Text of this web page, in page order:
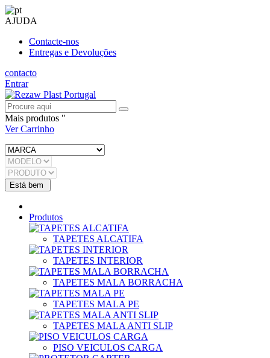
AJUDA
Contacte-nos
Entregas e Devoluções
contacto
Entrar
Mais produtos "
Ver Carrinho
Produtos
TAPETES ALCATIFA
TAPETES INTERIOR
TAPETES MALA BORRACHA
TAPETES MALA PE
TAPETES MALA ANTI SLIP
PISO VEICULOS CARGA